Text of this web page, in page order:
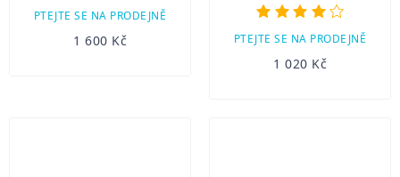
PTEJTE SE NA PRODEJNĚ
1 600 Kč PTEJTE SE NA PRODEJNĚ
1 020 Kč